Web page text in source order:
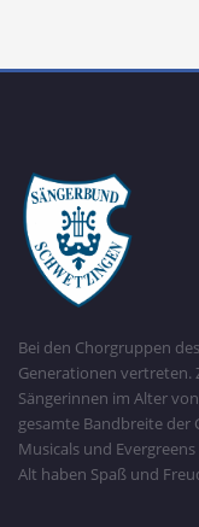
Bei den Chorgruppen
Generationen vertreten.
Sängerinnen im Alter
gesamte Bandbreite
Musicals und
Alt haben Spaß und